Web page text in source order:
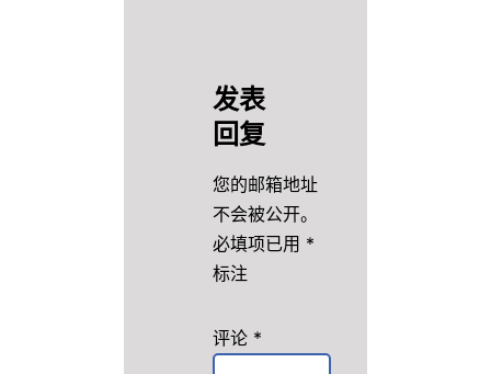
发表
回复
您的邮箱地址
不会被公开。
必填项已用 *
标注
评论 *